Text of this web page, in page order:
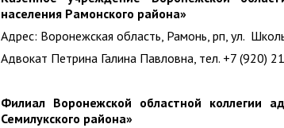
населения Рамонского района»
Адрес: Воронежская область, Рамонь, рп, ул.
Адвокат Петрина Галина Павловна, тел. +7 (920)
Филиал Воронежской областной коллегии
Семилукского района»